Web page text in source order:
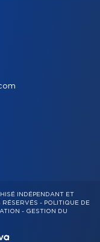
INDÉPENDANT ET
RÉSERVÉS - POLITIQUE DE
- GESTION DU